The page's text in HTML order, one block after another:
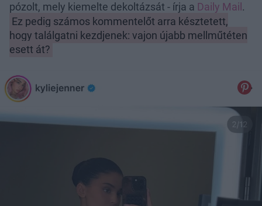
pózolt, mely kiemelte dekoltázsát - írja a Daily Mail .
Ez pedig számos kommentelőt arra késztetett,
hogy találgatni kezdjenek: vajon újabb mellműtéten
esett át?